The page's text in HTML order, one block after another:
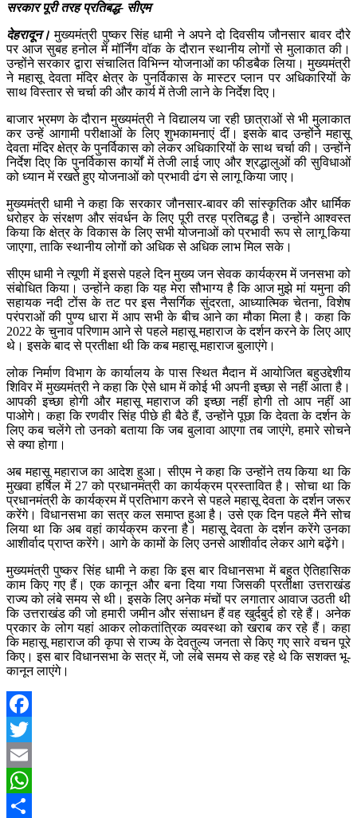
सरकार पूरी तरह प्रतिबद्ध- सीएम
देहरादून। मुख्यमंत्री पुष्कर सिंह धामी ने अपने दो दिवसीय जौनसार बावर दौरे
पर आज सुबह हनोल में मॉर्निंग वॉक के दौरान स्थानीय लोगों से मुलाकात की।
उन्होंने सरकार द्वारा संचालित विभिन्न योजनाओं का फीडबैक लिया। मुख्यमंत्री
ने महासू देवता मंदिर क्षेत्र के पुनर्विकास के मास्टर प्लान पर अधिकारियों के
साथ विस्तार से चर्चा की और कार्य में तेजी लाने के निर्देश दिए।
बाजार भ्रमण के दौरान मुख्यमंत्री ने विद्यालय जा रही छात्राओं से भी मुलाकात
कर उन्हें आगामी परीक्षाओं के लिए शुभकामनाएं दीं। इसके बाद उन्होंने महासू
देवता मंदिर क्षेत्र के पुनर्विकास को लेकर अधिकारियों के साथ चर्चा की। उन्होंने
निर्देश दिए कि पुनर्विकास कार्यों में तेजी लाई जाए और श्रद्धालुओं की सुविधाओं
को ध्यान में रखते हुए योजनाओं को प्रभावी ढंग से लागू किया जाए।
मुख्यमंत्री धामी ने कहा कि सरकार जौनसार-बावर की सांस्कृतिक और धार्मिक
धरोहर के संरक्षण और संवर्धन के लिए पूरी तरह प्रतिबद्ध है। उन्होंने आश्वस्त
किया कि क्षेत्र के विकास के लिए सभी योजनाओं को प्रभावी रूप से लागू किया
जाएगा, ताकि स्थानीय लोगों को अधिक से अधिक लाभ मिल सके।
सीएम धामी ने त्यूणी में इससे पहले दिन मुख्य जन सेवक कार्यक्रम में जनसभा को
संबोधित किया। उन्होंने कहा कि यह मेरा सौभाग्य है कि आज मुझे मां यमुना की
सहायक नदी टोंस के तट पर इस नैसर्गिक सुंदरता, आध्यात्मिक चेतना, विशेष
परंपराओं की पुण्य धारा में आप सभी के बीच आने का मौका मिला है। कहा कि
2022 के चुनाव परिणाम आने से पहले महासू महाराज के दर्शन करने के लिए आए
थे। इसके बाद से प्रतीक्षा थी कि कब महासू महाराज बुलाएंगे।
लोक निर्माण विभाग के कार्यालय के पास स्थित मैदान में आयोजित बहुउद्देशीय
शिविर में मुख्यमंत्री ने कहा कि ऐसे धाम में कोई भी अपनी इच्छा से नहीं आता है।
आपकी इच्छा होगी और महासू महाराज की इच्छा नहीं होगी तो आप नहीं आ
पाओगे। कहा कि रणवीर सिंह पीछे ही बैठे हैं, उन्होंने पूछा कि देवता के दर्शन के
लिए कब चलेंगे तो उनको बताया कि जब बुलावा आएगा तब जाएंगे, हमारे सोचने
से क्या होगा।
अब महासू महाराज का आदेश हुआ। सीएम ने कहा कि उन्होंने तय किया था कि
मुखवा हर्षिल में 27 को प्रधानमंत्री का कार्यक्रम प्रस्तावित है। सोचा था कि
प्रधानमंत्री के कार्यक्रम में प्रतिभाग करने से पहले महासू देवता के दर्शन जरूर
करेंगे। विधानसभा का सत्र कल समाप्त हुआ है। उसे एक दिन पहले मैंने सोच
लिया था कि अब वहां कार्यक्रम करना है। महासू देवता के दर्शन करेंगे उनका
आशीर्वाद प्राप्त करेंगे। आगे के कामों के लिए उनसे आशीर्वाद लेकर आगे बढ़ेंगे।
मुख्यमंत्री पुष्कर सिंह धामी ने कहा कि इस बार विधानसभा में बहुत ऐतिहासिक
काम किए गए हैं। एक कानून और बना दिया गया जिसकी प्रतीक्षा उत्तराखंड
राज्य को लंबे समय से थी। इसके लिए अनेक मंचों पर लगातार आवाज उठती थी
कि उत्तराखंड की जो हमारी जमीन और संसाधन हैं वह खुर्दबुर्द हो रहे हैं। अनेक
प्रकार के लोग यहां आकर लोकतांत्रिक व्यवस्था को खराब कर रहे हैं। कहा
कि महासू महाराज की कृपा से राज्य के देवतुल्य जनता से किए गए सारे वचन पूरे
किए। इस बार विधानसभा के सत्र में, जो लंबे समय से कह रहे थे कि सशक्त भू-
कानून लाएंगे।
Facebook
Twitter
Email
WhatsApp